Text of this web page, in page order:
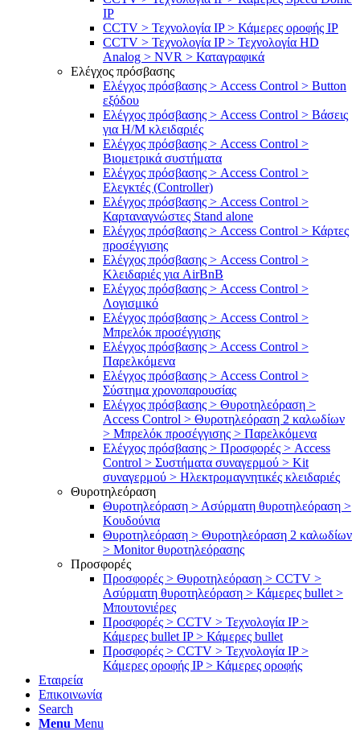
IP
CCTV > Τεχνολογία IP > Κάμερες οροφής IP
CCTV > Τεχνολογία IP > Τεχνολογία HD
Analog > NVR > Καταγραφικά
Ελέγχος πρόσβασης
Ελέγχος πρόσβασης > Access Control > Button
εξόδου
Ελέγχος πρόσβασης > Access Control > Βάσεις
για Η/Μ κλειδαριές
Ελέγχος πρόσβασης > Access Control >
Βιομετρικά συστήματα
Ελέγχος πρόσβασης > Access Control >
Ελεγκτές (Controller)
Ελέγχος πρόσβασης > Access Control >
Καρταναγνώστες Stand alone
Ελέγχος πρόσβασης > Access Control > Κάρτες
προσέγγισης
Ελέγχος πρόσβασης > Access Control >
Κλειδαριές για AirBnB
Ελέγχος πρόσβασης > Access Control >
Λογισμικό
Ελέγχος πρόσβασης > Access Control >
Μπρελόκ προσέγγισης
Ελέγχος πρόσβασης > Access Control >
Παρελκόμενα
Ελέγχος πρόσβασης > Access Control >
Σύστημα χρονοπαρουσίας
Ελέγχος πρόσβασης > Θυροτηλεόραση >
Access Control > Θυροτηλεόραση 2 καλωδίων
> Μπρελόκ προσέγγισης > Παρελκόμενα
Ελέγχος πρόσβασης > Προσφορές > Access
Control > Συστήματα συναγερμού > Kit
συναγερμού > Ηλεκτρομαγνητικές κλειδαριές
Θυροτηλεόραση
Θυροτηλεόραση > Ασύρματη θυροτηλεόραση >
Κουδούνια
Θυροτηλεόραση > Θυροτηλεόραση 2 καλωδίων
> Μonitor θυροτηλεόρασης
Προσφορές
Προσφορές > Θυροτηλεόραση > CCTV >
Ασύρματη θυροτηλεόραση > Κάμερες bullet >
Μπουτονιέρες
Προσφορές > CCTV > Τεχνολογία IP >
Κάμερες bullet IP > Κάμερες bullet
Προσφορές > CCTV > Τεχνολογία IP >
Κάμερες οροφής IP > Κάμερες οροφής
Εταιρεία
Επικοινωνία
Search
Menu Menu